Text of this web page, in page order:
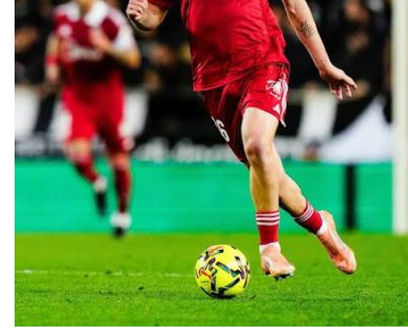
Vargas y Sow se incorporan al grupo en la sesión
del martes
Odysseas Vlachodimos: “El objetivo es mejorar la
temporada pasada”
El Sevilla FC empieza a inscribir a los nuevos
fichajes
Opinión | "Carta abierta a Alberto Flores" por Rafa
El Sevilla oficializa el traspaso de Sow